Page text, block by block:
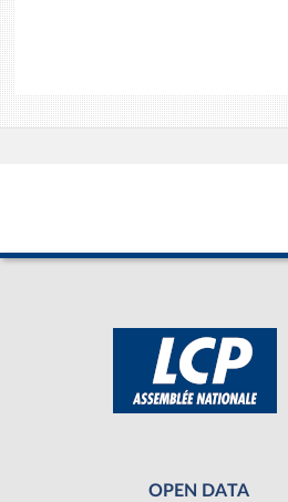
OPEN DATA